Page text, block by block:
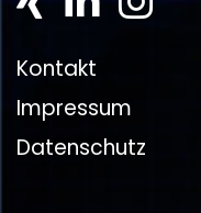
Kontakt
Impressum
Datenschutz